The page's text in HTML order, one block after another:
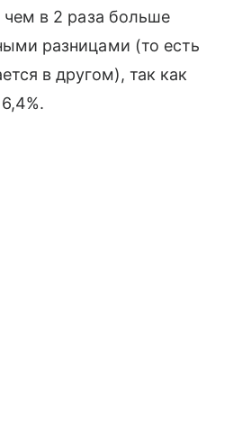
чем в 2 раза больше
разницами (то есть
в другом), так как